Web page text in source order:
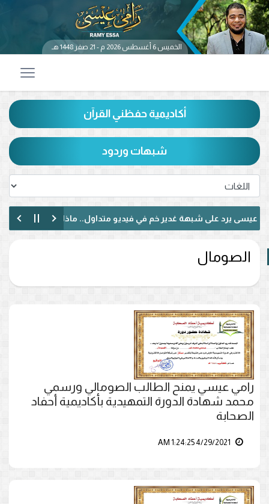
الخميس 6 أغسطس 2026 م - 21 صفر 1448 هـ
أكاديمية حفظني القرآن
شبهات وردود
يرد على شبهة غدير خم في فيديو متداول.. ماذا قال عن حديث «من
الصومال
رامي عيسي يمنح الطالب الصومالي ورسمي
محمد شهادة الدورة التمهيدية بأكاديمية أحفاد
الصحابة